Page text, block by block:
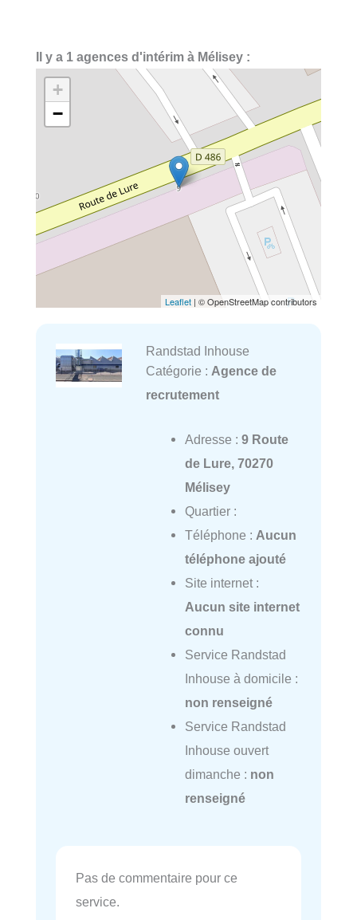
Il y a 1 agences d'intérim à Mélisey :
+
−
Leaflet | © OpenStreetMap contributors
Randstad Inhouse
Catégorie : Agence de
recrutement
Adresse : 9 Route
de Lure, 70270
Mélisey
Quartier :
Téléphone : Aucun
téléphone ajouté
Site internet :
Aucun site internet
connu
Service Randstad
Inhouse à domicile :
non renseigné
Service Randstad
Inhouse ouvert
dimanche : non
renseigné
Pas de commentaire pour ce
service.